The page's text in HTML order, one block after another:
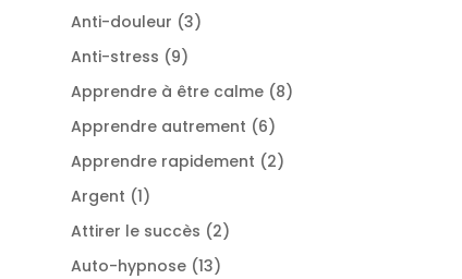
produits
Anti-douleur 33
Anti-stress 99
produits
Apprendre à être calme 88
Apprendre autrement 66
produits
Apprendre rapidement 22
Argent 11
produit
Attirer le succès 22
Auto-hypnose 1313